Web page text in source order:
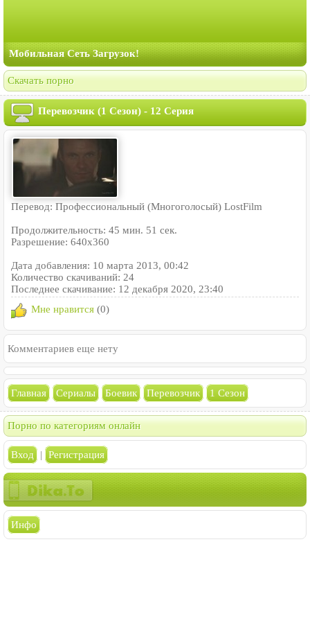
Мобильная Сеть Загрузок!
Скачать порно
Перевозчик (1 Сезон) - 12 Серия
Перевод: Профессиональный (Многоголосый) LostFilm
Продолжительность: 45 мин. 51 сек.
Разрешение: 640x360
Дата добавления: 10 марта 2013, 00:42
Количество скачиваний: 24
Последнее скачивание: 12 декабря 2020, 23:40
Мне нравится (0)
Комментариев еще нету
Главная Сериалы Боевик Перевозчик 1 Сезон
Порно по категориям онлайн
Вход | Регистрация
Инфо